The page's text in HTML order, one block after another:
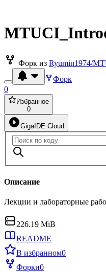
Форк из Ryumin1974/
Форк
0
Избранное
0
GigaIDE Cloud
Описание
Лекции и лабораторные
226.19 MiB
README
В избранном0
Форки0